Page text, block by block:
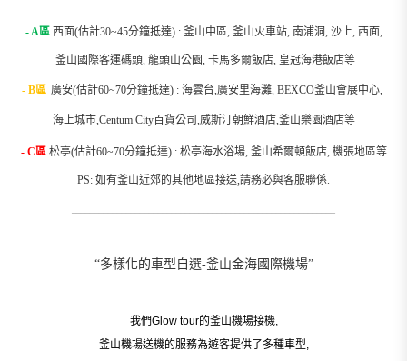
- A區西面(估計30~45分鐘抵達) : 釜山中區, 釜山火車站, 南浦洞, 沙上, 西面,
釜山國際客運碼頭, 龍頭山公園, 卡馬多爾飯店, 皇冠海港飯店等
- B區 廣安(估計60~70分鐘抵達) : 海雲台,廣安里海灘, BEXCO釜山會展中心,
海上城市,Centum City百貨公司,威斯汀朝鮮酒店,釜山樂園酒店等
- C區 松亭(估計60~70分鐘抵達) : 松亭海水浴場, 釜山希爾頓飯店, 機張地區等
PS: 如有釜山近郊的其他地區接送,請務必與客服聯係.
“多樣化的車型自選-釜山金海國際機場”
我們Glow tour的釜山機場接機,
釜山機場送機的服務為遊客提供了多種車型,